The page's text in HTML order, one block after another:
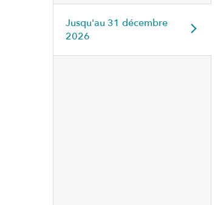
Jusqu'au 31 décembre
2026